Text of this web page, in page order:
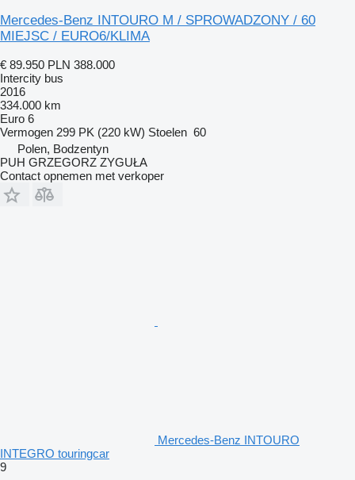
Mercedes-Benz INTOURO M / SPROWADZONY / 60
MIEJSC / EURO6/KLIMA
€ 89.950 PLN 388.000
Intercity bus
2016
334.000 km
Euro 6
Vermogen 299 PK (220 kW) Stoelen 60
Polen, Bodzentyn
PUH GRZEGORZ ZYGUŁA
Contact opnemen met verkoper
Mercedes-Benz INTOURO
INTEGRO touringcar
9